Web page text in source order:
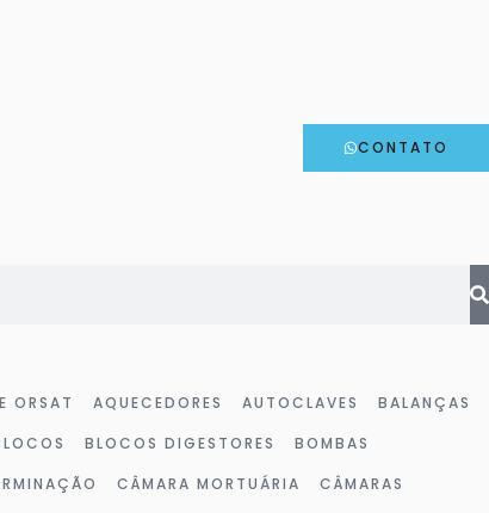
CONTATO
ORSAT AQUECEDORES AUTOCLAVES
BALANÇAS
BLOCOS DIGESTORES
BOMBAS
CÂMARA MORTUÁRIA
CÂMARAS